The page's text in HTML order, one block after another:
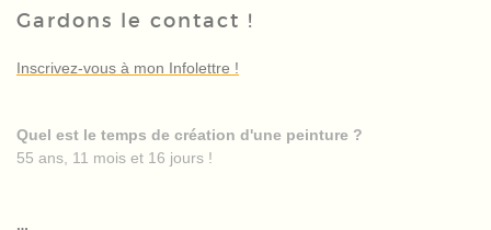
Gardons le contact !
Inscrivez-vous à mon Infolettre !
Quel est le temps de création d'une peinture ?
55 ans, 11 mois et 16 jours !
…